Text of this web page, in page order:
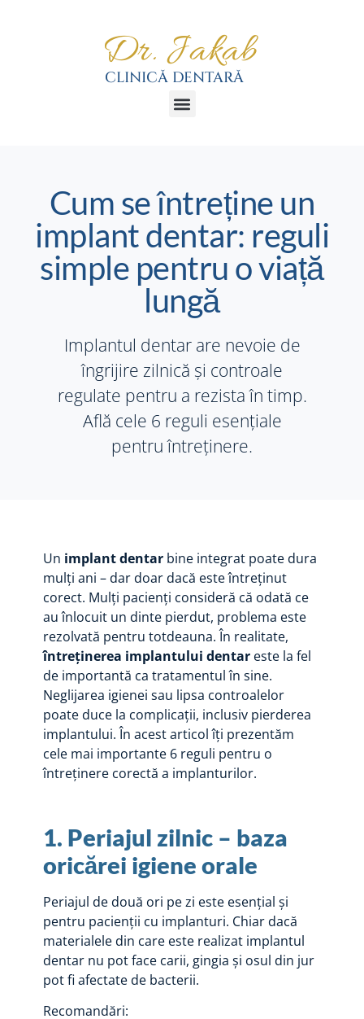
Cum se întreține un
implant dentar: reguli
simple pentru o viață
lungă
Implantul dentar are nevoie de
îngrijire zilnică și controale
regulate pentru a rezista în timp.
Află cele 6 reguli esențiale
pentru întreținere.
Un implant dentarbine integrat poate dura
mulți ani – dar doar dacă este întreținut
corect. Mulți pacienți consideră că odată ce
au înlocuit un dinte pierdut, problema este
rezolvată pentru totdeauna. În realitate,
întreținerea implantului dentareste la fel
de importantă ca tratamentul în sine.
Neglijarea igienei sau lipsa controalelor
poate duce la complicații, inclusiv pierderea
implantului. În acest articol îți prezentăm
cele mai importante 6 reguli pentru o
întreținere corectă a implanturilor.
1. Periajul zilnic – baza
oricărei igiene orale
Periajul de două ori pe zi este esențial și
pentru pacienții cu implanturi. Chiar dacă
materialele din care este realizat implantul
dentar nu pot face carii, gingia și osul din jur
pot fi afectate de bacterii.
Recomandări: